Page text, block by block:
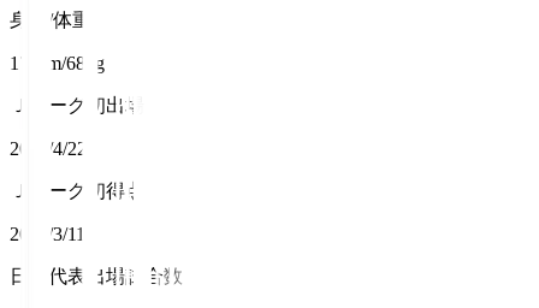
身長/体重
177cm/68kg
Ｊリーグ初出場
2022/4/22
Ｊリーグ初得点
2023/3/11
日本代表出場試合数